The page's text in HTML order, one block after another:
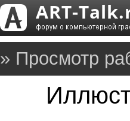
» Просмотр